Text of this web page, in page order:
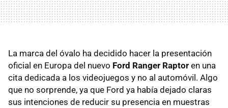
La marca del óvalo ha decidido hacer la presentación
oficial en Europa del nuevo Ford Ranger Raptor en una
cita dedicada a los videojuegos y no al automóvil. Algo
que no sorprende, ya que Ford ya había dejado claras
sus intenciones de reducir su presencia en muestras